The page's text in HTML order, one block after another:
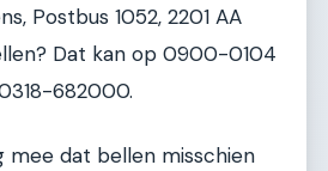
Postbus 1052, 2201 AA
Dat kan op 0900-0104
682000.
mee dat bellen misschien